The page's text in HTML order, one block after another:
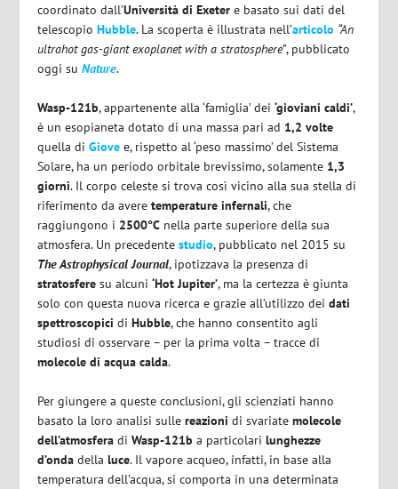
coordinato dall’Università di Exeter e basato sui dati del
telescopioHubble. La scoperta è illustrata nell’articolo “An
ultrahot gas-giant exoplanet with a stratosphere”, pubblicato
oggi suNature.
Wasp-121b, appartenente alla ‘famiglia’ dei‘gioviani caldi’,
è un esopianeta dotato di una massa pari ad 1,2 volte
quella diGiove e, rispetto al ‘peso massimo’ del Sistema
Solare, ha un periodo orbitale brevissimo, solamente 1,3
giorni. Il corpo celeste si trova così vicino alla sua stella di
riferimento da averetemperature infernali, che
raggiungono i 2500°C nella parte superiore della sua
atmosfera. Un precedentestudio, pubblicato nel 2015 su
The Astrophysical Journal, ipotizzava la presenza di
stratosfere su alcuni‘Hot Jupiter’, ma la certezza è giunta
solo con questa nuova ricerca e grazie all’utilizzo deidati
spettroscopici diHubble, che hanno consentito agli
studiosi di osservare – per la prima volta – tracce di
molecole di acqua calda.
Per giungere a queste conclusioni, gli scienziati hanno
basato la loro analisi sullereazioni di svariatemolecole
dell’atmosfera diWasp-121b a particolarilunghezze
d’onda dellaluce. Il vapore acqueo, infatti, in base alla
temperatura dell’acqua, si comporta in una determinata